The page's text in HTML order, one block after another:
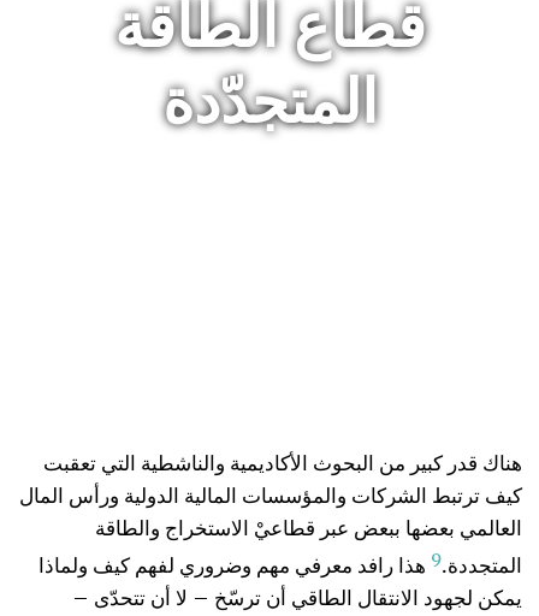
قطاع الطاقة
المتجدّدة
هناك قدر كبير من البحوث الأكاديمية والناشطية التي تعقبت
كيف ترتبط الشركات والمؤسسات المالية الدولية ورأس المال
العالمي بعضها ببعض عبر قطاعيْ الاستخراج والطاقة
المتجددة.9 هذا رافد معرفي مهم وضروري لفهم كيف ولماذا
يمكن لجهود الانتقال الطاقي أن ترسّخ – لا أن تتحدّى –